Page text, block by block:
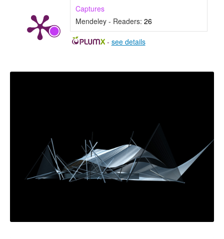
Captures
Mendeley - Readers: 26
- see details